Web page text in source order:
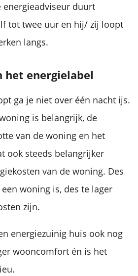
energieadviseur duurt
tot twee uur en hij/ zij loopt
langs.
het energielabel
ga je niet over één nacht ijs.
is belangrijk, de
van de woning en het
ook steeds belangrijker
van de woning. Des
woning is, des te lager
zijn.
energiezuinig huis ook nog
wooncomfort én is het